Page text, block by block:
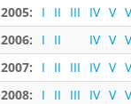
2005:
I II III IV V
2006:
I II IV V
2007:
I II III IV V
2008:
I II III IV V